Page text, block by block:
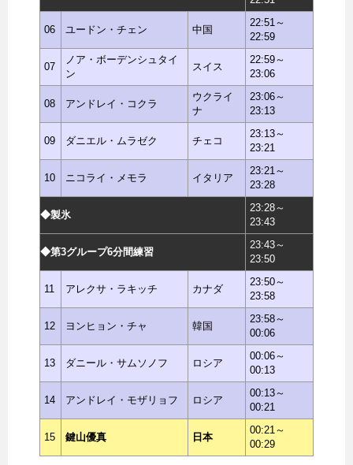
06 ユードン・チェン 中国
22:51～
22:59
07
ノア・ボーデンシュタイ
ン
スイス
22:59～
23:06
08 アンドレイ・コクラ
ウクライ
ナ
23:06～
23:13
09 ダニエル・ムラゼク チェコ
23:13～
23:21
10 ニコライ・メモラ イタリア
23:21～
23:28
◆製氷
23:28～
23:43
◆第3グループ6分間練習
23:43～
23:50
11 アレクサ・ラキッチ カナダ
23:50～
23:58
12 ヨンヒョン・チャ 韓国
23:58～
00:06
13 ダニール・サムソノフ ロシア
00:06～
00:13
14 アンドレイ・モザリョフ ロシア
00:13～
00:21
15 鍵山優真 日本
00:21～
00:29